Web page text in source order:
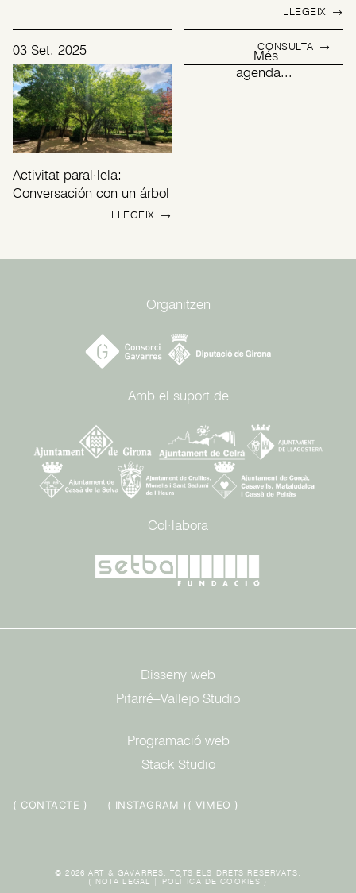
LLEGEIX →
03 Set. 2025
Activitat paral·lela:
Conversación con un árbol
LLEGEIX →
Més
agenda...
CONSULTA →
Organitzen
Amb el suport de
Col·labora
Disseny web
Pifarré–Vallejo Studio
Programació web
Stack Studio
( CONTACTE ) ( INSTAGRAM ) ( VIMEO )
© 2026 ART & GAVARRES. TOTS ELS DRETS RESERVATS.
(
NOTA LEGAL POLÍTICA DE COOKIES )